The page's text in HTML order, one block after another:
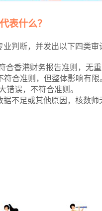
表什么？
判断，并发出以下四类审
合香港财务报告准则，无重
合准则，但整体影响有限。
错误，不符合准则。
据不足或其他原因，核数师